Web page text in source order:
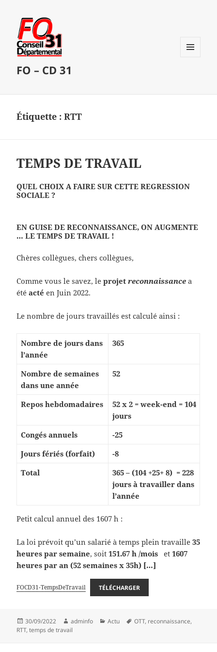
FO – CD 31
Étiquette :RTT
TEMPS DE TRAVAIL
QUEL CHOIX A FAIRE SUR CETTE REGRESSION
SOCIALE ?
EN GUISE DE RECONNAISSANCE, ON AUGMENTE
… LE TEMPS DE TRAVAIL !
Chères collègues, chers collègues,
Comme vous le savez, leprojetreconnaissance a
étéacté en Juin 2022.
Le nombre de jours travaillés est calculé ainsi :
Nombre de jours dans
l’année
365
Nombre de semaines
dans une année
52
Repos hebdomadaires
52 x 2 = week-end = 104
jours
Congés annuels
-25
Jours fériés (forfait)
-8
Total
365 – (104 +25+ 8) = 228
jours à travailler dans
l’année
Petit calcul annuel des 1607 h :
La loi prévoit qu’un salarié à temps plein travaille35
heures par semaine, soit151.67 h /mois et1607
heures par an (52 semaines x 35h) […]
FOCD31-TempsDeTravail TÉLÉCHARGER
Publié
le
30/09/2022 Auteur
adminfo Catégories
Actu
Mots-
OTT, reconnaissance,
RTT,temps de travail